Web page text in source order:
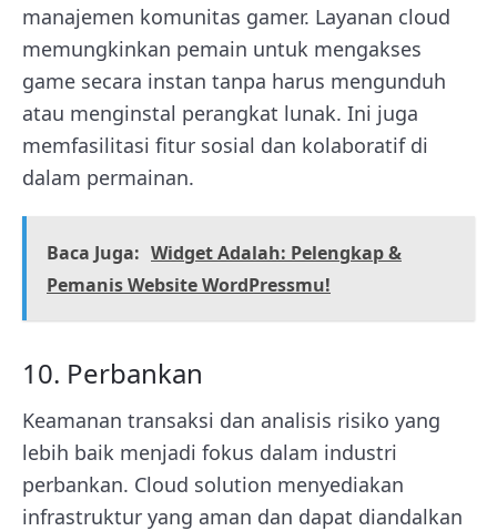
manajemen komunitas gamer. Layanan cloud
memungkinkan pemain untuk mengakses
game secara instan tanpa harus mengunduh
atau menginstal perangkat lunak. Ini juga
memfasilitasi fitur sosial dan kolaboratif di
dalam permainan.
Baca Juga: Widget Adalah: Pelengkap &
Pemanis Website WordPressmu!
10. Perbankan
Keamanan transaksi dan analisis risiko yang
lebih baik menjadi fokus dalam industri
perbankan. Cloud solution menyediakan
infrastruktur yang aman dan dapat diandalkan